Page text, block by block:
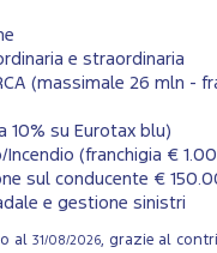
e straordinaria
(massimale 26 mln -
10% su Eurotax blu)
Incendio (franchigia €
sul conducente €
e gestione sinistri
al 31/08/2026, grazie al